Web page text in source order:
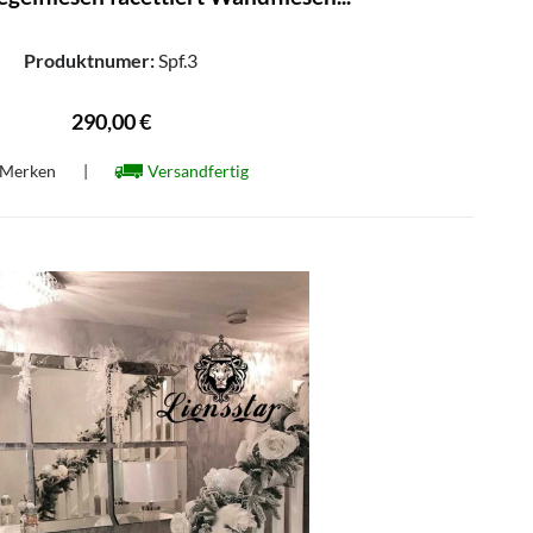
Produktnumer: Spf.3
290,00 €
Merken | Versandfertig